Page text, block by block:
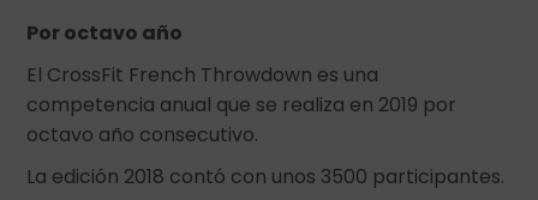
Por octavo año
El CrossFit French Throwdown es una
competencia anual que se realiza en 2019 por
octavo año consecutivo.
La edición 2018 contó con unos 3500 participantes.